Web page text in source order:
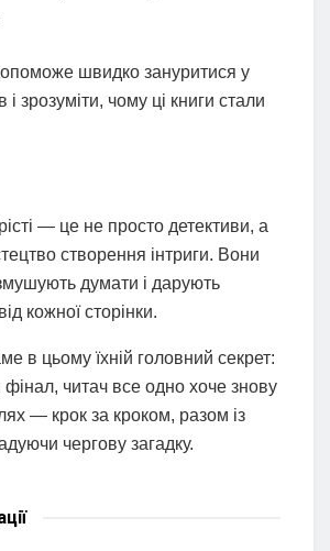
швидко зануритися у
і зрозуміти, чому ці книги стали
— це не просто детективи, а
створення інтриги. Вони
думати і дарують
кожної сторінки.
в цьому їхній головний секрет:
фінал, читач все одно хоче знову
— крок за кроком, разом із
чергову загадку.